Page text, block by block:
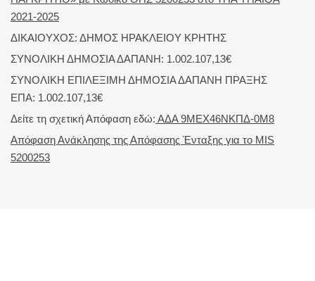
2021-2025
ΔΙΚΑΙΟΥΧΟΣ: ΔΗΜΟΣ ΗΡΑΚΛΕΙΟΥ ΚΡΗΤΗΣ
ΣΥΝΟΛΙΚΗ ΔΗΜΟΣΙΑ ΔΑΠΑΝΗ: 1.002.107,13€
ΣΥΝΟΛΙΚΗ ΕΠΙΛΕΞΙΜΗ ΔΗΜΟΣΙΑ ΔΑΠΑΝΗ ΠΡΑΞΗΣ
ΕΠΑ: 1.002.107,13€
Δείτε τη σχετική Απόφαση εδώ: ΑΔΑ 9ΜΕΧ46ΝΚΠΔ-0Μ8
Απόφαση Ανάκλησης της Απόφασης Ένταξης για το MIS
5200253